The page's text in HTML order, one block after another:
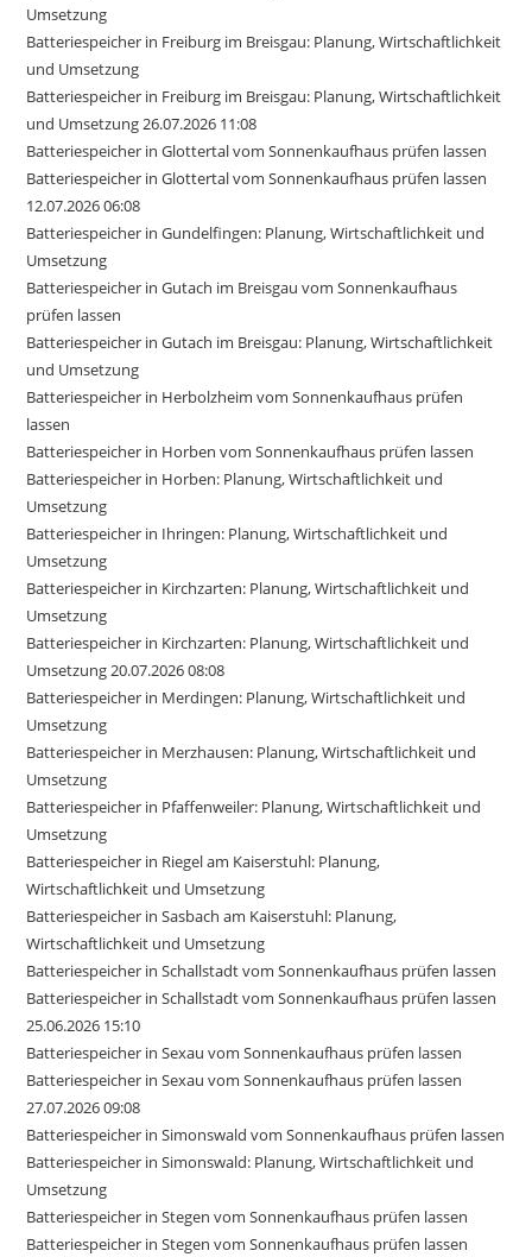
Umsetzung
Batteriespeicher in Freiburg im Breisgau: Planung, Wirtschaftlichkeit
und Umsetzung
Batteriespeicher in Freiburg im Breisgau: Planung, Wirtschaftlichkeit
und Umsetzung 26.07.2026 11:08
Batteriespeicher in Glottertal vom Sonnenkaufhaus prüfen lassen
Batteriespeicher in Glottertal vom Sonnenkaufhaus prüfen lassen
12.07.2026 06:08
Batteriespeicher in Gundelfingen: Planung, Wirtschaftlichkeit und
Umsetzung
Batteriespeicher in Gutach im Breisgau vom Sonnenkaufhaus
prüfen lassen
Batteriespeicher in Gutach im Breisgau: Planung, Wirtschaftlichkeit
und Umsetzung
Batteriespeicher in Herbolzheim vom Sonnenkaufhaus prüfen
lassen
Batteriespeicher in Horben vom Sonnenkaufhaus prüfen lassen
Batteriespeicher in Horben: Planung, Wirtschaftlichkeit und
Umsetzung
Batteriespeicher in Ihringen: Planung, Wirtschaftlichkeit und
Umsetzung
Batteriespeicher in Kirchzarten: Planung, Wirtschaftlichkeit und
Umsetzung
Batteriespeicher in Kirchzarten: Planung, Wirtschaftlichkeit und
Umsetzung 20.07.2026 08:08
Batteriespeicher in Merdingen: Planung, Wirtschaftlichkeit und
Umsetzung
Batteriespeicher in Merzhausen: Planung, Wirtschaftlichkeit und
Umsetzung
Batteriespeicher in Pfaffenweiler: Planung, Wirtschaftlichkeit und
Umsetzung
Batteriespeicher in Riegel am Kaiserstuhl: Planung,
Wirtschaftlichkeit und Umsetzung
Batteriespeicher in Sasbach am Kaiserstuhl: Planung,
Wirtschaftlichkeit und Umsetzung
Batteriespeicher in Schallstadt vom Sonnenkaufhaus prüfen lassen
Batteriespeicher in Schallstadt vom Sonnenkaufhaus prüfen lassen
25.06.2026 15:10
Batteriespeicher in Sexau vom Sonnenkaufhaus prüfen lassen
Batteriespeicher in Sexau vom Sonnenkaufhaus prüfen lassen
27.07.2026 09:08
Batteriespeicher in Simonswald vom Sonnenkaufhaus prüfen lassen
Batteriespeicher in Simonswald: Planung, Wirtschaftlichkeit und
Umsetzung
Batteriespeicher in Stegen vom Sonnenkaufhaus prüfen lassen
Batteriespeicher in Stegen vom Sonnenkaufhaus prüfen lassen